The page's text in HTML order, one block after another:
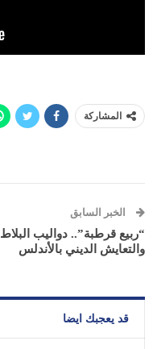
المشاركة
الخبر السابق
“ربيع قرطبة”.. دواليب البلاط
والتعايش الديني بالأندلس
قد يعجبك ايضا